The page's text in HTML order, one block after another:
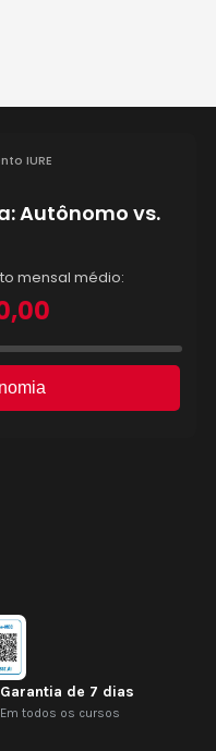
Garantia de 7 dias
Em todos os cursos